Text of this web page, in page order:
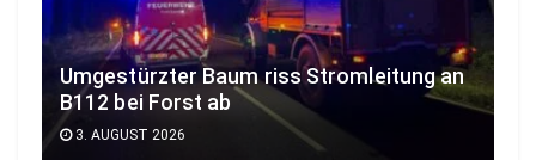
Umgestürzter Baum riss Stromleitung an
B112 bei Forst ab
3. AUGUST 2026